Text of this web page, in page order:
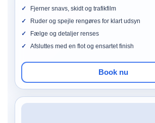
Fjerner snavs, skidt og trafikfilm
Ruder og spejle rengøres for klart udsyn
Fælge og detaljer renses
Afsluttes med en flot og ensartet finish
Book nu